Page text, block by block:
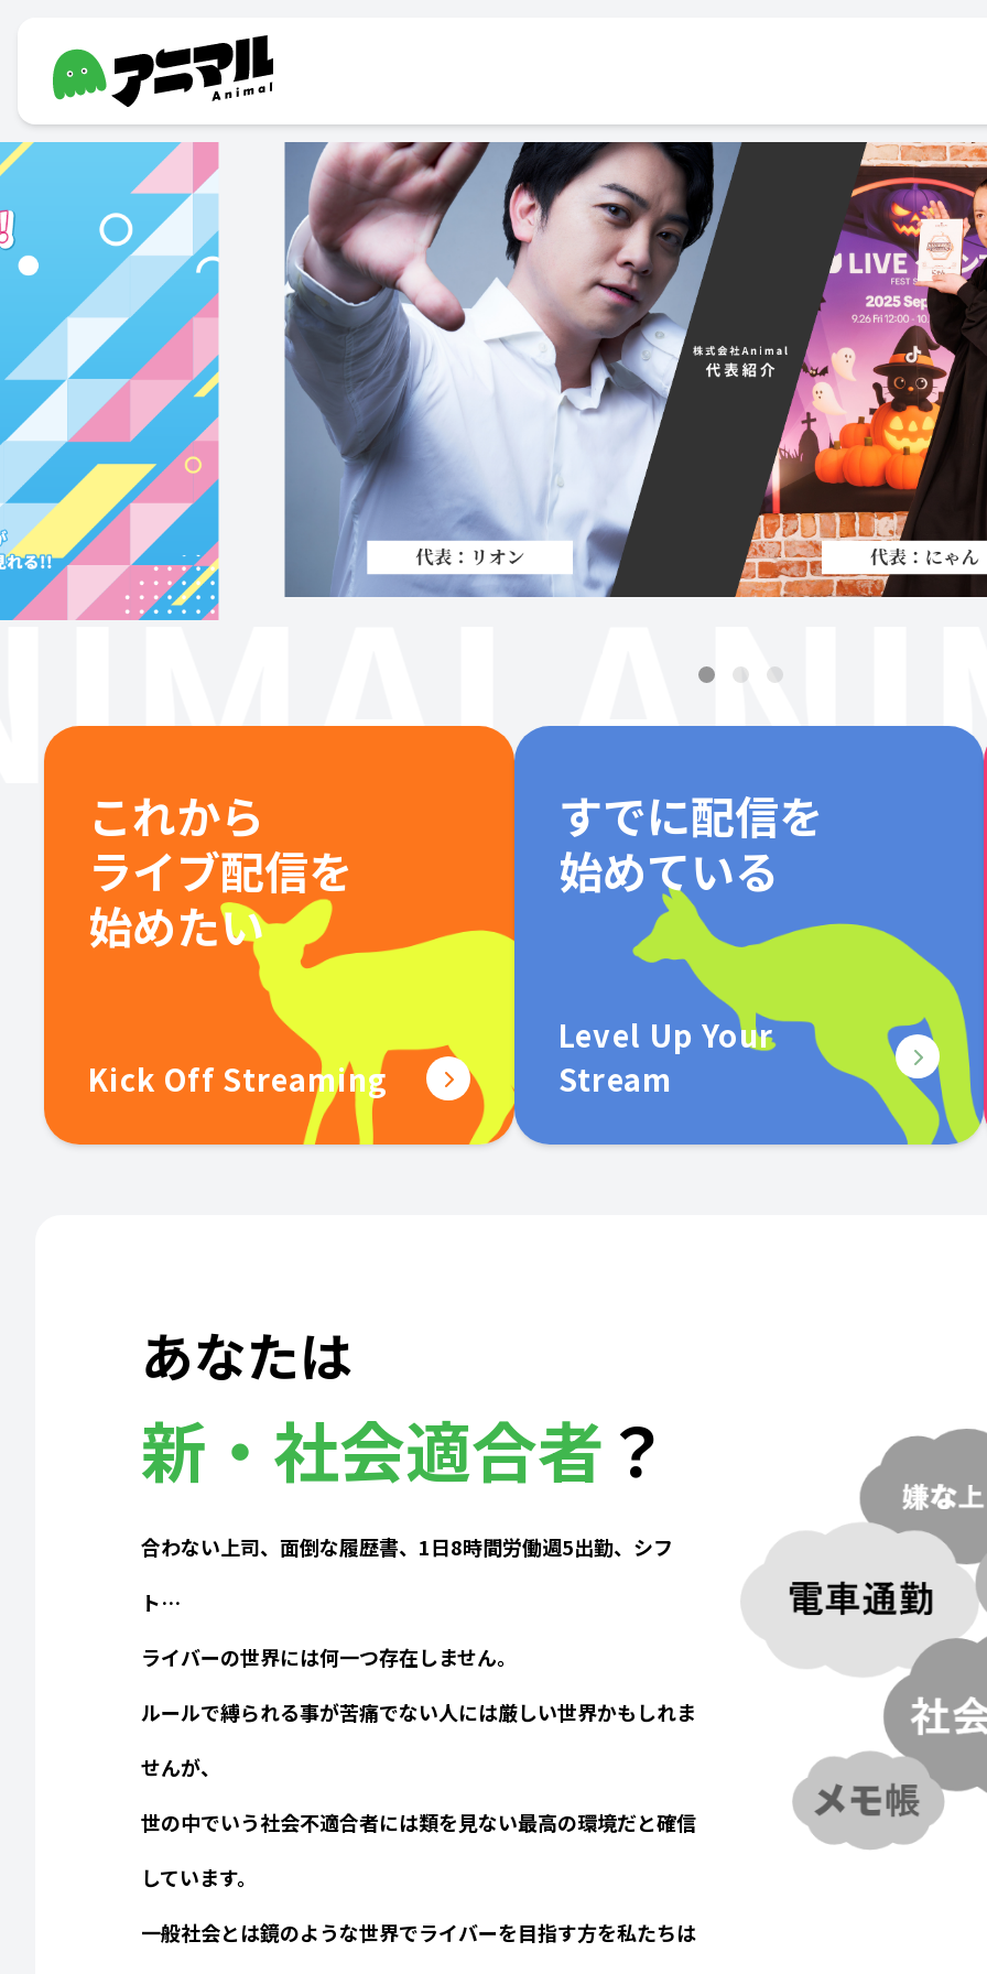
これから
ライブ配信を
始めたい
Kick Off Streaming
すでに配信を
始めている
Level Up Your
Stream
あなたは
新・社会適合者？
合わない上司、面倒な履歴書、1日8時間労働週5出勤、シフ
ト…
ライバーの世界には何一つ存在しません。
ルールで縛られる事が苦痛でない人には厳しい世界かもしれま
せんが、
世の中でいう社会不適合者には類を見ない最高の環境だと確信
しています。
一般社会とは鏡のような世界でライバーを目指す方を私たちは